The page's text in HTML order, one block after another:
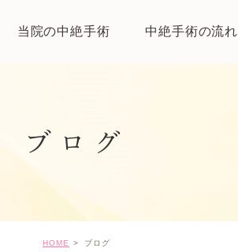
当院の中絶手術 中絶手術の流れ
ブログ
HOME ブログ